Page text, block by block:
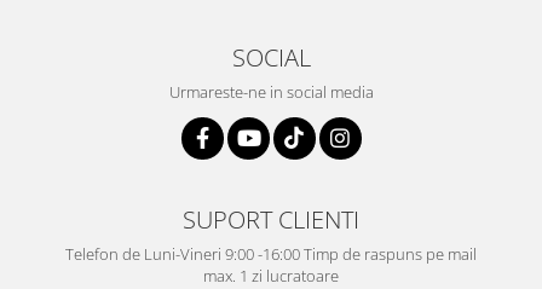
SOCIAL
Urmareste-ne in social media
SUPORT CLIENTI
Telefon de Luni-Vineri 9:00 -16:00 Timp de raspuns pe mail
max. 1 zi lucratoare